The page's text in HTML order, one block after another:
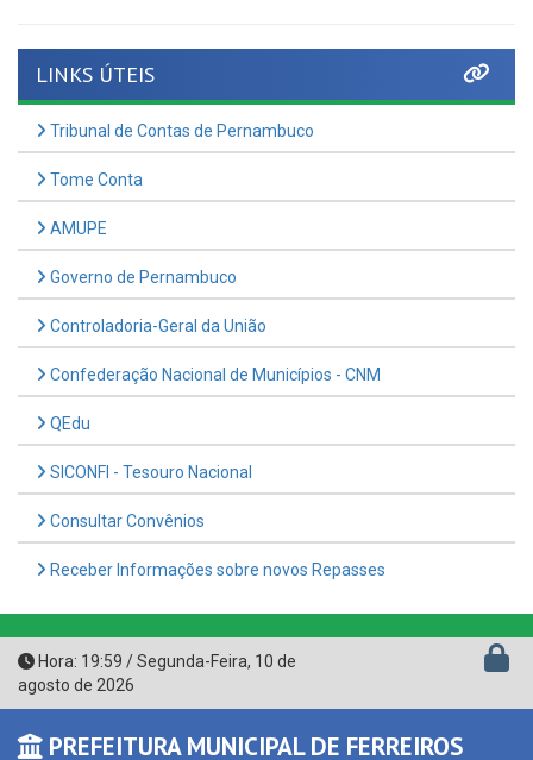
Tribunal de Contas de Pernambuco
Tome Conta
AMUPE
Governo de Pernambuco
Controladoria-Geral da União
Confederação Nacional de Municípios - CNM
QEdu
SICONFI - Tesouro Nacional
Consultar Convênios
Receber Informações sobre novos Repasses
Hora:19:59/Segunda-Feira,10 de
agosto de 2026
PREFEITURA MUNICIPAL DE FERREIROS
CNPJ: 11.361.870/0001-02